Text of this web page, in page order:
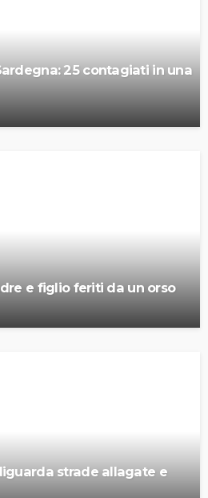
25 contagiati in una
e figlio feriti da un orso
strade allagate e